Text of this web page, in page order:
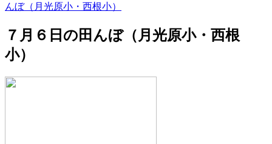
んぼ（月光原小・西根小）
７月６日の田んぼ（月光原小・西根
小）